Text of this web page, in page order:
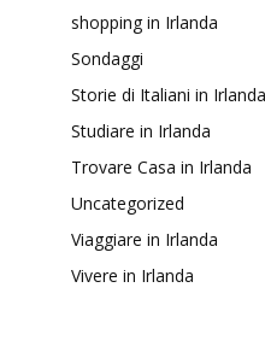
shopping in Irlanda
Sondaggi
Storie di Italiani in Irlanda
Studiare in Irlanda
Trovare Casa in Irlanda
Uncategorized
Viaggiare in Irlanda
Vivere in Irlanda